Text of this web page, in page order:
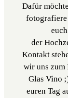
Dafür
fotografiere
der
Kontakt
wir uns zum
Glas Vino
euren Tag